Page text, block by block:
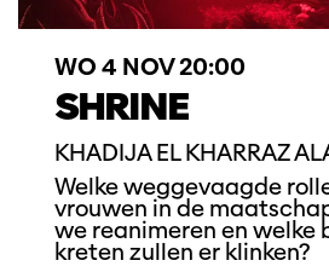
SHRINE
KHADIJA EL KHARRAZ
WO 4 NOV20:00
Welke weggevaagde
vrouwen in de
we reanimeren en welke
kreten zullen er klinken?